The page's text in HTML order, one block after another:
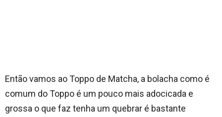
Então vamos ao Toppo de Matcha, a bolacha como é
comum do Toppo é um pouco mais adocicada e
grossa o que faz tenha um quebrar é bastante